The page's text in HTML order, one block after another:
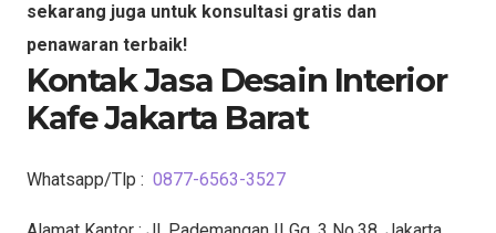
sekarang juga untuk konsultasi gratis dan
penawaran terbaik!
Kontak Jasa Desain Interior
Kafe Jakarta Barat
Whatsapp/Tlp : 0877-6563-3527